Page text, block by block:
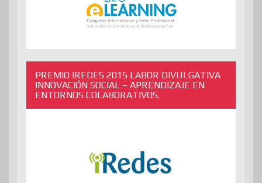
PREMIO IREDES 2015 LABOR DIVULGATIVA
INNOVACIÓN SOCIAL – APRENDIZAJE EN
ENTORNOS COLABORATIVOS.